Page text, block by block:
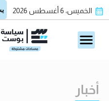
الخميس، 6 أغسطس 2026
أخبار